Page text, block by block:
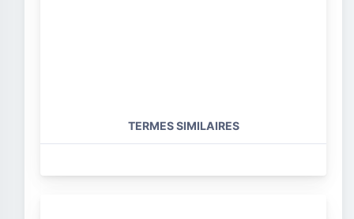
TERMES SIMILAIRES